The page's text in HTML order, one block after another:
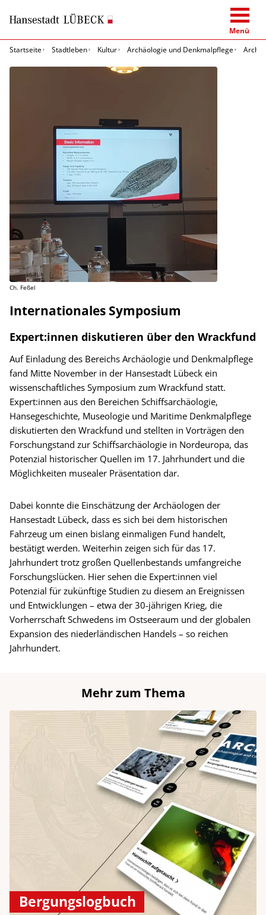
Menü
Startseite
Stadtleben Kultur Archäologie und Denkmalpflege
Ch. Feßel
Internationales Symposium
Expert:innen diskutieren über den Wrackfund
Auf Einladung des Bereichs Archäologie und Denkmalpflege
fand Mitte November in der Hansestadt Lübeck ein
wissenschaftliches Symposium zum Wrackfund statt.
Expert:innen aus den Bereichen Schiffsarchäologie,
Hansegeschichte, Museologie und Maritime Denkmalpflege
diskutierten den Wrackfund und stellten in Vorträgen den
Forschungstand zur Schiffsarchäologie in Nordeuropa, das
Potenzial historischer Quellen im 17. Jahrhundert und die
Möglichkeiten musealer Präsentation dar.
Dabei konnte die Einschätzung der Archäologen der
Hansestadt Lübeck, dass es sich bei dem historischen
Fahrzeug um einen bislang einmaligen Fund handelt,
bestätigt werden. Weiterhin zeigen sich für das 17.
Jahrhundert trotz großen Quellenbestands umfangreiche
Forschungslücken. Hier sehen die Expert:innen viel
Potenzial für zukünftige Studien zu diesem an Ereignissen
und Entwicklungen – etwa der 30-jährigen Krieg, die
Vorherrschaft Schwedens im Ostseeraum und der globalen
Expansion des niederländischen Handels – so reichen
Jahrhundert.
Mehr zum Thema
Bergungslogbuch